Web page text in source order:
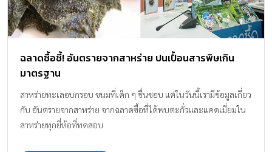
ฉลาดซื้อชี้! อันตรายจากสาหร่าย ปนเปื้อนสารพิษเกิน
มาตรฐาน
สาหร่ายทะเลอบกรอบ ขนมที่เด็ก ๆ ชื่นชอบ แต่ในวันนี้เรามีข้อมูลเกี่ยว
กับ อันตรายจากสาหร่าย จากฉลาดซื้อที่ได้พบตะกั่วและแคดเมี่ยมใน
สาหร่ายทุกยี่ห้อที่ทดสอบ